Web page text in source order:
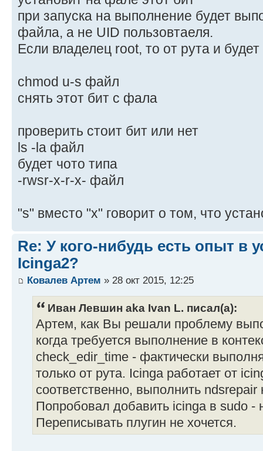
при запуска на выполнение будет
файла, а не UID пользовтаеля.
Если владелец root, то от рута и
chmod u-s файл
снять этот бит с фала
проверить стоит бит или нет
ls -la файл
будет чото типа
-rwsr-x-r-x- файл
"s" вместо "x" говорит о том, что
Re: У кого-нибудь есть опыт в
Icinga2?
Ковалев Артем » 28 окт 2015, 12:25
Иван Левшин aka Ivan L. писал(а):
Артем, как Вы решали проблему
когда требуется выполнение в
check_edir_time - фактически
только от рута. Icinga работает от
соответственно, выполнить ndsrepair
Попробовал добавить icinga в sudo -
Переписывать плугин не хочется.